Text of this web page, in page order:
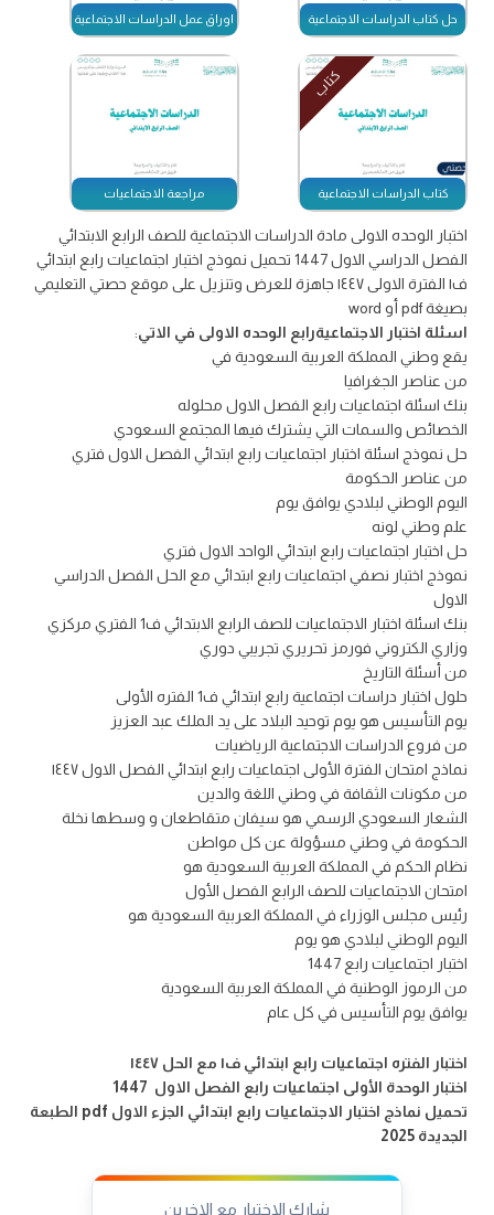
حل كتاب الدراسات الاجتماعية اوراق عمل الدراسات الاجتماعية
كتاب
كتاب الدراسات الاجتماعية مراجعة الاجتماعيات
اختبار الوحده الاولى مادة الدراسات الاجتماعية للصف الرابع الابتدائي
الفصل الدراسي الاول 1447 تحميل نموذج اختبار اجتماعيات رابع ابتدائي
ف١ الفترة الاولى ١٤٤٧ جاهزة للعرض وتنزيل على موقع حصتي التعليمي
بصيغة pdf أو word
اسئلة اختبار الاجتماعيةرابع الوحده الاولى في الاتي:
يقع وطني المملكة العربية السعودية في
من عناصر الجغرافيا
بنك اسئلة اجتماعيات رابع الفصل الاول محلوله
الخصائص والسمات التي يشترك فيها المجتمع السعودي
حل نموذج اسئلة اختبار اجتماعيات رابع ابتدائي الفصل الاول فتري
من عناصر الحكومة
اليوم الوطني لبلادي يوافق يوم
علم وطني لونه
حل اختبار اجتماعيات رابع ابتدائي الواحد الاول فتري
نموذج اختبار نصفي اجتماعيات رابع ابتدائي مع الحل الفصل الدراسي
الاول
بنك اسئلة اختبار الاجتماعيات للصف الرابع الابتدائي ف1 الفتري مركزي
وزاري الكتروني فورمز تحريري تجريبي دوري
من أسئلة التاريخ
حلول اختبار دراسات اجتماعية رابع ابتدائي ف1 الفتره الأولى
يوم التأسيس هو يوم توحيد البلاد على يد الملك عبد العزيز
من فروع الدراسات الاجتماعية الرياضيات
نماذج امتحان الفترة الأولى اجتماعيات رابع ابتدائي الفصل الاول ١٤٤٧
من مكونات الثقافة في وطني اللغة والدين
الشعار السعودي الرسمي هو سيفان متقاطعان و وسطها نخلة
الحكومة في وطني مسؤولة عن كل مواطن
نظام الحكم في المملكة العربية السعودية هو
امتحان الاجتماعيات للصف الرابع الفصل الأول
رئيس مجلس الوزراء في المملكة العربية السعودية هو
اليوم الوطني لبلادي هو يوم
اختبار اجتماعيات رابع 1447
من الرموز الوطنية في المملكة العربية السعودية
يوافق يوم التأسيس في كل عام
اختبار الفتره اجتماعيات رابع ابتدائي ف١ مع الحل ١٤٤٧
اختبار الوحدة الأولى اجتماعيات رابع الفصل الاول 1447
تحميل نماذج اختبار الاجتماعيات رابع ابتدائي الجزء الاول pdf الطبعة
الجديدة 2025
شارك الاختبار مع الاخرين